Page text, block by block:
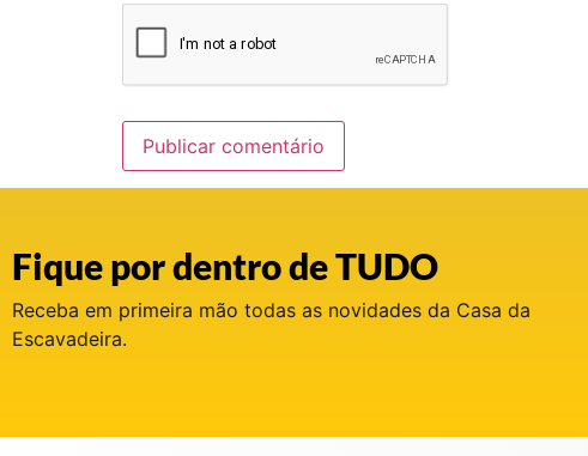
Fique por dentro de TUDO
Receba em primeira mão todas as novidades da Casa da
Escavadeira.